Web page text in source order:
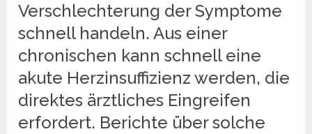
Verschlechterung der Symptome
schnell handeln. Aus einer
chronischen kann schnell eine
akute Herzinsuffizienz werden, die
direktes ärztliches Eingreifen
erfordert. Berichte über solche